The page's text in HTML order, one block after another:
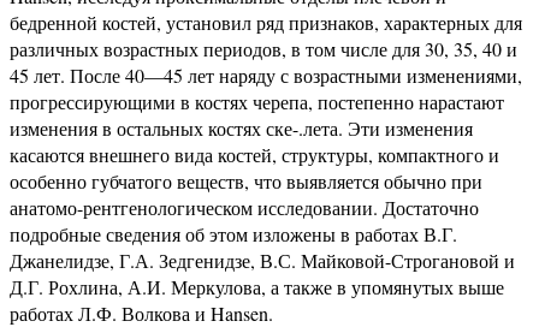
бедренной костей, установил ряд признаков, характерных для
различных возрастных периодов, в том числе для 30, 35, 40 и
45 лет. После 40—45 лет наряду с возрастными изменениями,
прогрессирующими в костях черепа, постепенно нарастают
изменения в остальных костях ске-.лета. Эти изменения
касаются внешнего вида костей, структуры, компактного и
особенно губчатого веществ, что выявляется обычно при
анатомо-рентгенологическом исследовании. Достаточно
подробные сведения об этом изложены в работах В.Г.
Джанелидзе, Г.А. Зедгенидзе, В.С. Майковой-Строгановой и
Д.Г. Рохлина, А.И. Меркулова, а также в упомянутых выше
работах Л.Ф. Волкова и Hansen.